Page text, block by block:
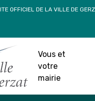
OFFICIEL DE LA VILLE DE
Vous et
votre
mairie